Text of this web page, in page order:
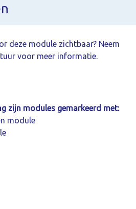
deze module zichtbaar? Neem
voor meer informatie.
zijn modules gemarkeerd met:
module